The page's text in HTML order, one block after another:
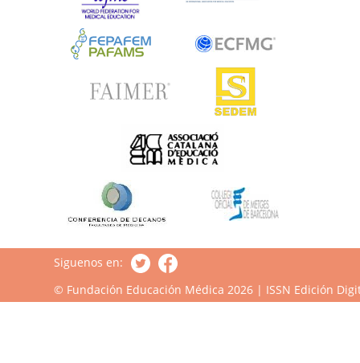
Siguenos en:
© Fundación Educación Médica 2026 | ISSN Edición